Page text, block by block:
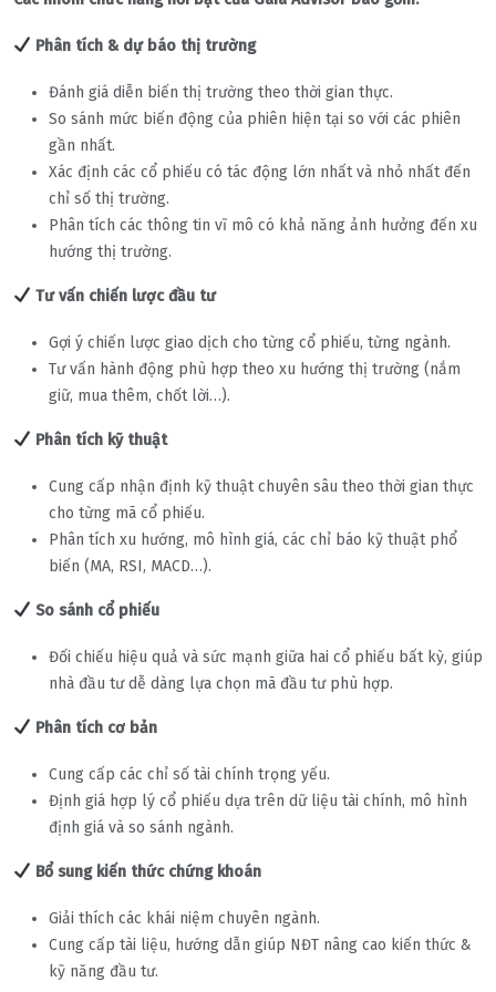
Phân tích & dự báo thị trường
Đánh giá diễn biến thị trường theo thời gian thực.
So sánh mức biến động của phiên hiện tại so với các phiên
gần nhất.
Xác định các cổ phiếu có tác động lớn nhất và nhỏ nhất đến
chỉ số thị trường.
Phân tích các thông tin vĩ mô có khả năng ảnh hưởng đến xu
hướng thị trường.
Tư vấn chiến lược đầu tư
Gợi ý chiến lược giao dịch cho từng cổ phiếu, từng ngành.
Tư vấn hành động phù hợp theo xu hướng thị trường (nắm
giữ, mua thêm, chốt lời…).
Phân tích kỹ thuật
Cung cấp nhận định kỹ thuật chuyên sâu theo thời gian thực
cho từng mã cổ phiếu.
Phân tích xu hướng, mô hình giá, các chỉ báo kỹ thuật phổ
biến (MA, RSI, MACD…).
So sánh cổ phiếu
Đối chiếu hiệu quả và sức mạnh giữa hai cổ phiếu bất kỳ, giúp
nhà đầu tư dễ dàng lựa chọn mã đầu tư phù hợp.
Phân tích cơ bản
Cung cấp các chỉ số tài chính trọng yếu.
Định giá hợp lý cổ phiếu dựa trên dữ liệu tài chính, mô hình
định giá và so sánh ngành.
Bổ sung kiến thức chứng khoán
Giải thích các khái niệm chuyên ngành.
Cung cấp tài liệu, hướng dẫn giúp NĐT nâng cao kiến thức &
kỹ năng đầu tư.